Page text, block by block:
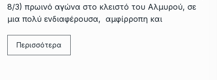
8/3) πρωινό αγώνα στο κλειστό του Αλμυρού, σε
μια πολύ ενδιαφέρουσα, αμφίρροπη και
Περισσότερα